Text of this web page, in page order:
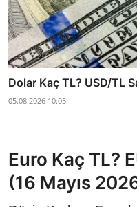
Dolar Kaç TL? USD/TL
05.08.2026 10:05
Euro Kaç TL?
(16 Mayıs